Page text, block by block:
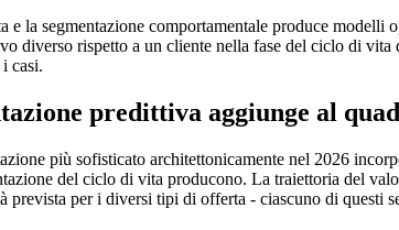
la segmentazione comportamentale produce
diverso rispetto a un cliente nella fase del ciclo di
casi.
predittiva aggiunge al
più sofisticato architettonicamente nel 2026
del ciclo di vita producono. La traiettoria del
prevista per i diversi tipi di offerta - ciascuno di